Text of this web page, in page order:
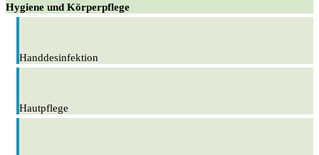
Hygiene und Körperpflege
Handdesinfektion
Hautpflege